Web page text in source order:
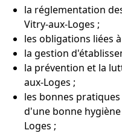
la réglementation
Vitry-aux-Loges ;
les obligations liées
la gestion
la prévention et la
aux-Loges ;
les bonnes
d'une bonne
Loges ;